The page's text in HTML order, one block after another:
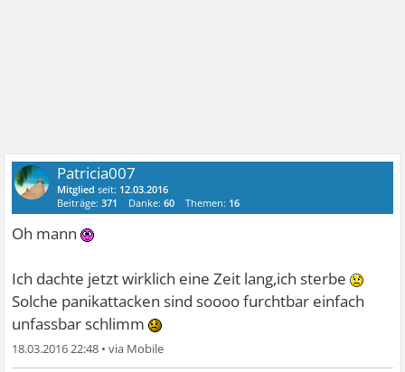
Patricia007
Mitglied seit: 12.03.2016
Beiträge:371 Danke:60 Themen: 16
Oh mann
Ich dachte jetzt wirklich eine Zeit lang,ich sterbe
Solche panikattacken sind soooo furchtbar einfach
unfassbar schlimm
18.03.2016 22:48 •